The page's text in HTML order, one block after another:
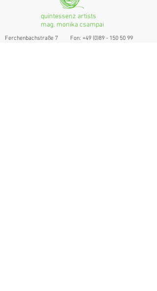
quintessenz artists
mag. monika csampai
Ferchenbachstraße 7
Fon: +49 (0)89 - 150 50 99